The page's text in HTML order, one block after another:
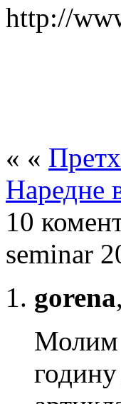
http://
« «
Наредне
10
seminar
gorena,
Молим